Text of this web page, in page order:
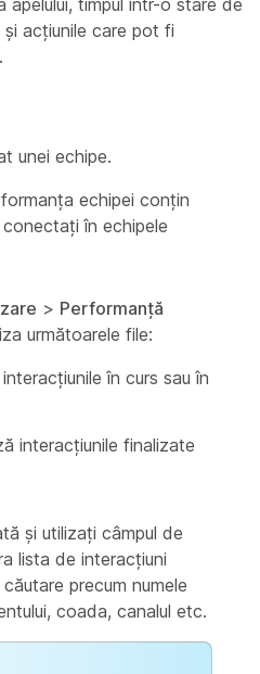
apelului, timpul într-o stare de
acțiunile care pot fi
unei echipe.
echipei conțin
în echipele
> Performanță
următoarele file:
în curs sau în
interacțiunile finalizate
și utilizați câmpul de
lista de interacțiuni
precum numele
coada, canalul etc.